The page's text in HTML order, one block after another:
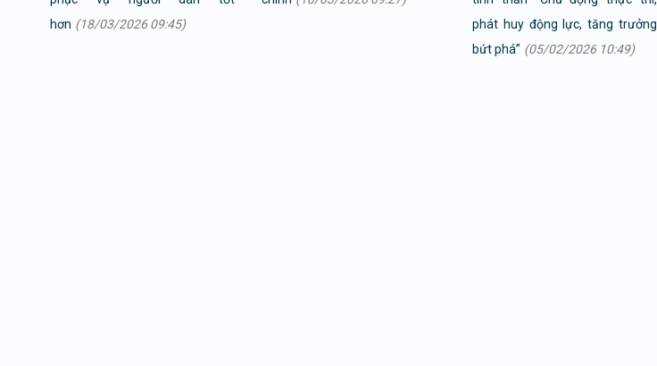
hơn (18/03/2026 09:45)
phát huy động lực, tăng trưởng
bứt phá” (05/02/2026 10:49)